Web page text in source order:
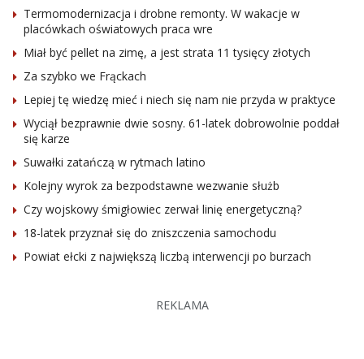
Termomodernizacja i drobne remonty. W wakacje w
placówkach oświatowych praca wre
Miał być pellet na zimę, a jest strata 11 tysięcy złotych
Za szybko we Frąckach
Lepiej tę wiedzę mieć i niech się nam nie przyda w praktyce
Wyciął bezprawnie dwie sosny. 61-latek dobrowolnie poddał
się karze
Suwałki zatańczą w rytmach latino
Kolejny wyrok za bezpodstawne wezwanie służb
Czy wojskowy śmigłowiec zerwał linię energetyczną?
18-latek przyznał się do zniszczenia samochodu
Powiat ełcki z największą liczbą interwencji po burzach
REKLAMA